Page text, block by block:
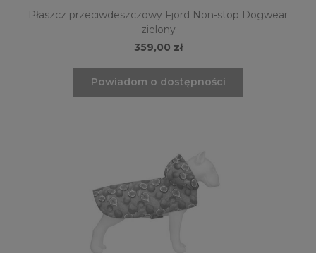
Płaszcz przeciwdeszczowy Fjord Non-stop Dogwear
zielony
359,00 zł
Powiadom o dostępności